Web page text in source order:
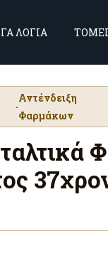
ΛΟΓΙΑ
·
Αντένδειξη
Φαρμάκων